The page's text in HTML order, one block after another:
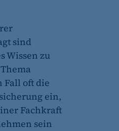
sind
Wissen zu
Fall oft die
ein,
Fachkraft
sein